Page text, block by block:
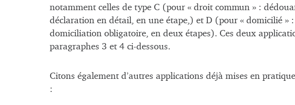
notamment celles de type C (pour « droit commun » :
déclaration en détail, en une étape,) et D (pour « domicilié »
domiciliation obligatoire, en deux étapes). Ces deux
paragraphes 3 et 4 ci-dessous.
Citons également d’autres applications déjà mises en
: